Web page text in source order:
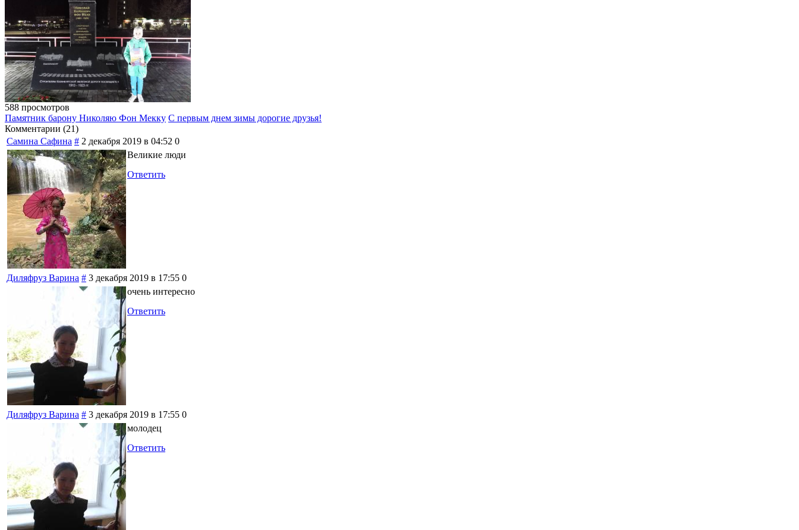
588 просмотров
Памятник барону Николяю Фон Мекку С первым днем зимы дорогие друзья!
Комментарии (21)
Самина Сафина # 2 декабря 2019 в 04:52 0
Великие люди
Ответить
Диляфруз Варина # 3 декабря 2019 в 17:55 0
очень интересно
Ответить
Диляфруз Варина # 3 декабря 2019 в 17:55 0
молодец
Ответить